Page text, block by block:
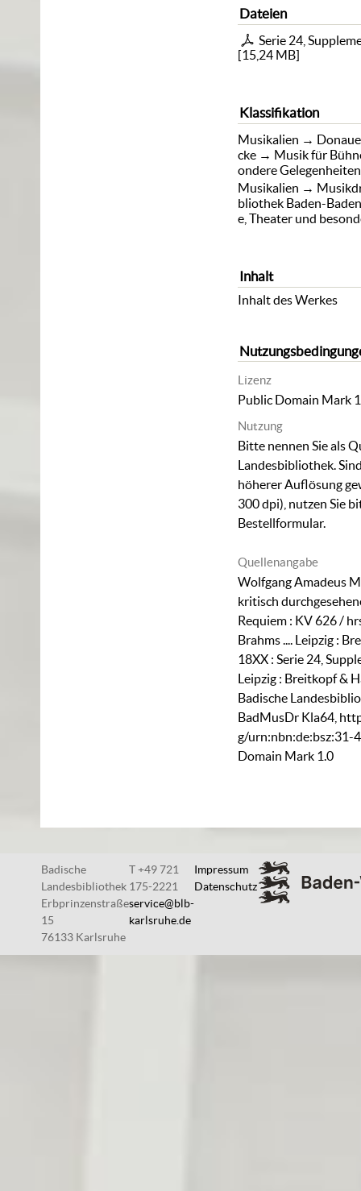
Dateien
Serie 24,
[15,24 MB]
Klassifikation
Musikalien →
cke → Musik für
ondere Gelegenheiten
Musikalien →
bliothek Baden-
e, Theater und
Inhalt
Inhalt des Werkes
Lizenz
Public Domain Mark
Nutzung
Bitte nennen Sie als
Landesbibliothek.
höherer Auflösung
300 dpi), nutzen Sie
Bestellformular.
Quellenangabe
Wolfgang Amadeus
kritisch
Requiem : KV 626 /
Brahms .... Leipzig :
18XX : Serie 24,
Leipzig : Breitkopf &
Badische
BadMusDr Kla64
g/urn:nbn:de:bsz:31-
Domain Mark 1.0
Badische
Landesbibliothek
Erbprinzenstraße
15
76133 Karlsruhe
T +49 721
175-2221
service@blb-
karlsruhe.de
Impressum
Datenschutz